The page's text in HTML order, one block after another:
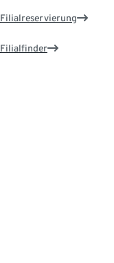
Filialreservierung
Filialfinder